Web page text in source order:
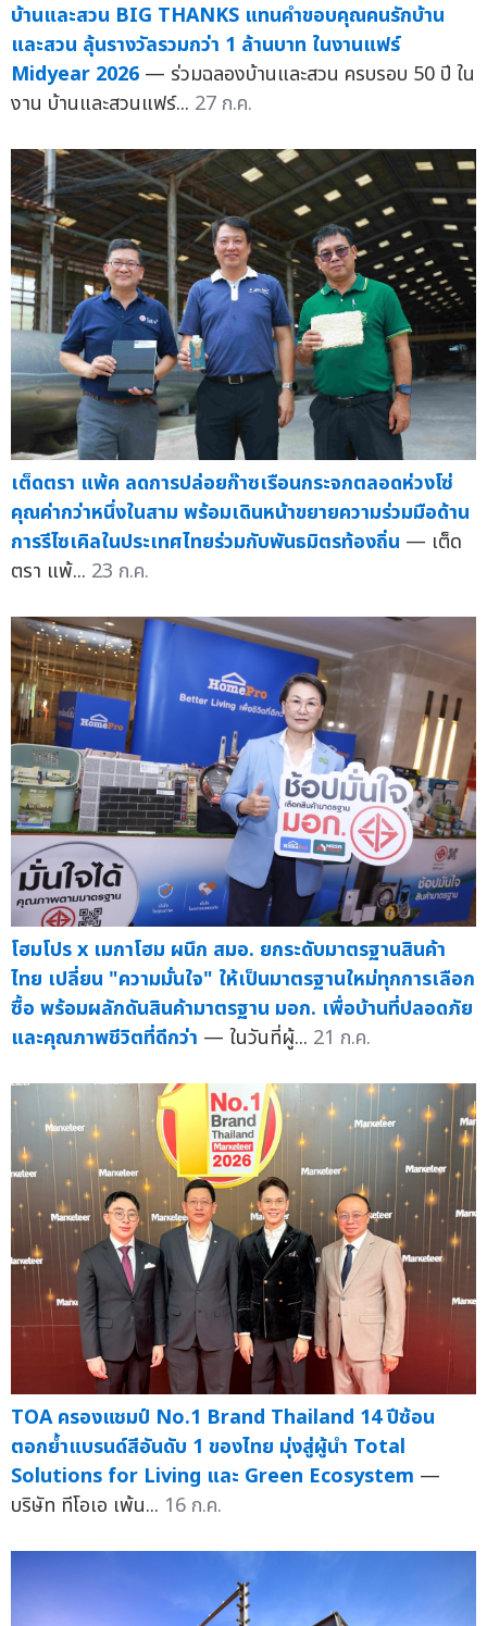
บ้านและสวน BIG THANKS แทนคำขอบคุณคนรักบ้าน
และสวน ลุ้นรางวัลรวมกว่า 1 ล้านบาท ในงานแฟร์
Midyear 2026 — ร่วมฉลองบ้านและสวน ครบรอบ 50 ปี ใน
งาน บ้านและสวนแฟร์... 27 ก.ค.
เต็ดตรา แพ้ค ลดการปล่อยก๊าซเรือนกระจกตลอดห่วงโซ่
คุณค่ากว่าหนึ่งในสาม พร้อมเดินหน้าขยายความร่วมมือด้าน
การรีไซเคิลในประเทศไทยร่วมกับพันธมิตรท้องถิ่น — เต็ด
ตรา แพ้... 23 ก.ค.
โฮมโปร x เมกาโฮม ผนึก สมอ. ยกระดับมาตรฐานสินค้า
ไทย เปลี่ยน "ความมั่นใจ" ให้เป็นมาตรฐานใหม่ทุกการเลือก
ซื้อ พร้อมผลักดันสินค้ามาตรฐาน มอก. เพื่อบ้านที่ปลอดภัย
และคุณภาพชีวิตที่ดีกว่า — ในวันที่ผู้... 21 ก.ค.
TOA ครองแชมป์ No.1 Brand Thailand 14 ปีซ้อน
ตอกย้ำแบรนด์สีอันดับ 1 ของไทย มุ่งสู่ผู้นำ Total
Solutions for Living และ Green Ecosystem —
บริษัท ทีโอเอ เพ้น... 16 ก.ค.